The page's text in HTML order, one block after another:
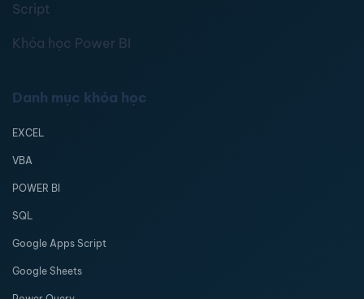
Script
Khóa học Power BI
Danh mục khóa học
EXCEL
VBA
POWER BI
SQL
Google Apps Script
Google Sheets